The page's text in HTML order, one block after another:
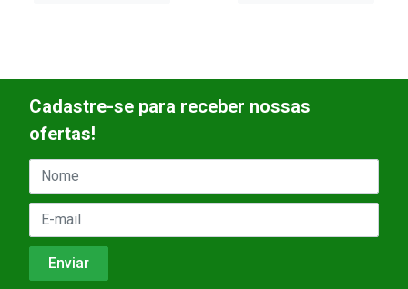
Cadastre-se para receber nossas
ofertas!